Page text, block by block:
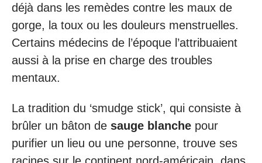
déjà dans les remèdes contre les maux de
gorge, la toux ou les douleurs menstruelles.
Certains médecins de l’époque l’attribuaient
aussi à la prise en charge des troubles
mentaux.
La tradition du ‘smudge stick’, qui consiste à
brûler un bâton de sauge blanche pour
purifier un lieu ou une personne, trouve ses